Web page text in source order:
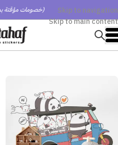
Skip to navigation
Skip to main content
(خصومات مؤقتة